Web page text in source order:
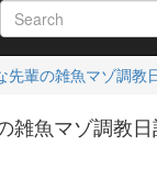
先輩の雑魚マゾ調教
雑魚マゾ調教